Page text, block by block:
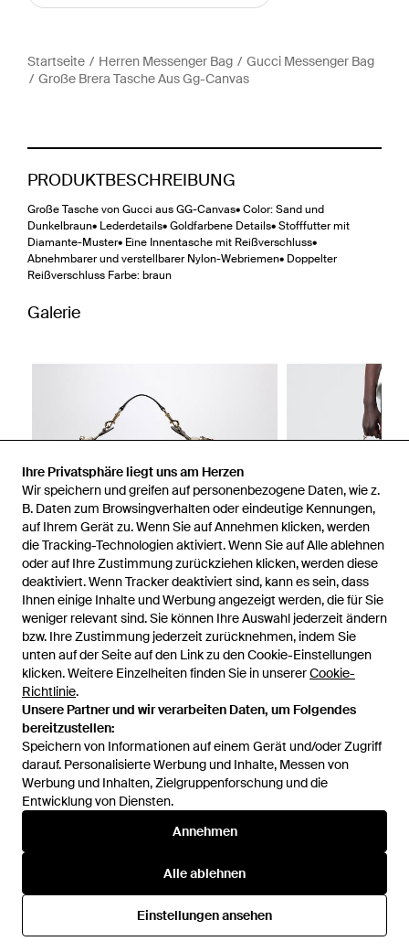
Ihre Privatsphäre liegt uns am Herzen
Wir speichern und greifen auf personenbezogene Daten, wie z.
B. Daten zum Browsingverhalten oder eindeutige Kennungen,
auf Ihrem Gerät zu. Wenn Sie auf Annehmen klicken, werden
die Tracking-Technologien aktiviert. Wenn Sie auf Alle ablehnen
oder auf Ihre Zustimmung zurückziehen klicken, werden diese
deaktiviert. Wenn Tracker deaktiviert sind, kann es sein, dass
Ihnen einige Inhalte und Werbung angezeigt werden, die für Sie
weniger relevant sind. Sie können Ihre Auswahl jederzeit ändern
bzw. Ihre Zustimmung jederzeit zurücknehmen, indem Sie
unten auf der Seite auf den Link zu den Cookie-Einstellungen
klicken. Weitere Einzelheiten finden Sie in unsererCookie-
Richtlinie.
Unsere Partner und wir verarbeiten Daten, um Folgendes
bereitzustellen:
Speichern von Informationen auf einem Gerät und/oder Zugriff
darauf. Personalisierte Werbung und Inhalte, Messen von
Werbung und Inhalten, Zielgruppenforschung und die
Entwicklung von Diensten.
Annehmen
Alle ablehnen
Einstellungen ansehen
Startseite Herren Messenger Bag
Gucci Messenger Bag
Große Brera Tasche Aus Gg-Canvas
PRODUKTBESCHREIBUNG
Große Tasche von Gucci aus GG-Canvas• Color: Sand und
Dunkelbraun• Lederdetails• Goldfarbene Details• Stofffutter mit
Diamante-Muster• Eine Innentasche mit Reißverschluss•
Abnehmbarer und verstellbarer Nylon-Webriemen• Doppelter
Reißverschluss Farbe: braun
Galerie
4
Zuvor verkauft bei:
Hilfe und Informationen